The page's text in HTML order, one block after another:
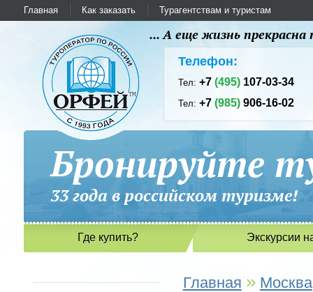
Главная Как заказать Турагентствам и туристам
... А еще жизнь
Телефон:
Тел:+7(495) 107-03-34
Тел:+7(985) 906-16-02
Бронируйте
33 года в российском
Где купить? Экскурсии
Главная » Москва